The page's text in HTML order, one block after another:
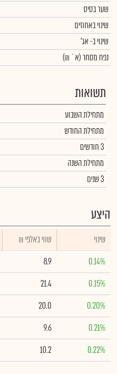
שער בסיס
שינוי באחוזים
שינויב- אג'
נפח מסחר(א` ₪)
תשואות
מתחילת השבוע
מתחילת החודש
3 חודשים
מתחילת השנה
3 שנים
היצע
שינוי ₪ שווי באלפי
0.14%
8.9
0.15%
21.4
0.20%
20.0
0.21%
9.6
0.22%
10.2